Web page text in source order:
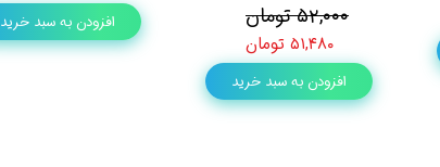
۵۲,۰۰۰ تومان
۵۱,۴۸۰ تومان
افزودن به سبد خرید
افزودن به سبد خرید